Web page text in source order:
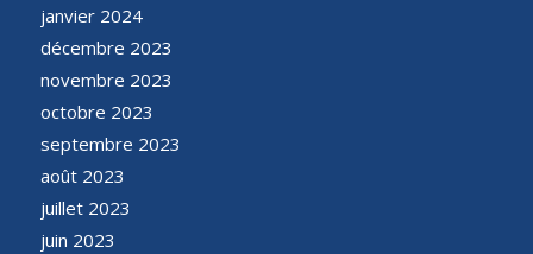
janvier 2024
décembre 2023
novembre 2023
octobre 2023
septembre 2023
août 2023
juillet 2023
juin 2023